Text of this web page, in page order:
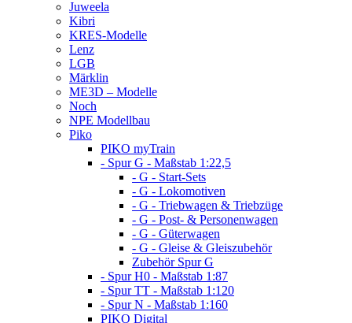
Juweela
Kibri
KRES-Modelle
Lenz
LGB
Märklin
ME3D – Modelle
Noch
NPE Modellbau
Piko
PIKO myTrain
- Spur G - Maßstab 1:22,5
- G - Start-Sets
- G - Lokomotiven
- G - Triebwagen & Triebzüge
- G - Post- & Personenwagen
- G - Güterwagen
- G - Gleise & Gleiszubehör
Zubehör Spur G
- Spur H0 - Maßstab 1:87
- Spur TT - Maßstab 1:120
- Spur N - Maßstab 1:160
PIKO Digital